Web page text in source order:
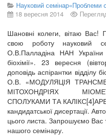
Науковий семінар«Проблеми
18 вересня 2014
Шановні колеги, вітаю Вас!
свою роботу науковий
О.В.Палладіна НАН України
біохімії». 23 вересня
доповідь аспірантки відділу
О.В. «МОДУЛЯЦІЯ
МІТОХОНДРІЯХ
СПОЛУКАМИ ТА
кандидатської дисертації.
цього листа. Запрошуємо Вас
нашого семінару.